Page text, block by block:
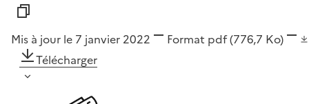
Mis à jour le 7 janvier 2022 Format pdf(776,7 Ko)
Télécharger